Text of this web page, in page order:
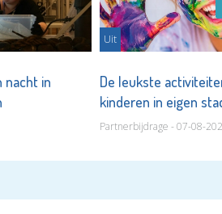
nacht in
Uit
De leukste
kinderen in eigen
Partnerbijdrage - 07-08-